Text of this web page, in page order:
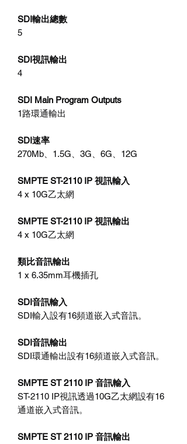
SDI輸出總數
5
SDI視訊輸出
4
SDI Main Program Outputs
1路環通輸出
SDI速率
270Mb、1.5G、3G、6G、12G
SMPTE ST-2110 IP 視訊輸入
4 x 10G乙太網
SMPTE ST-2110 IP 視訊輸出
4 x 10G乙太網
類比音訊輸出
1 x 6.35mm耳機插孔
SDI音訊輸入
SDI輸入設有16頻道嵌入式音訊。
SDI音訊輸出
SDI環通輸出設有16頻道嵌入式音訊。
SMPTE ST 2110 IP 音訊輸入
ST-2110 IP視訊透過10G乙太網設有16
通道嵌入式音訊。
SMPTE ST 2110 IP 音訊輸出